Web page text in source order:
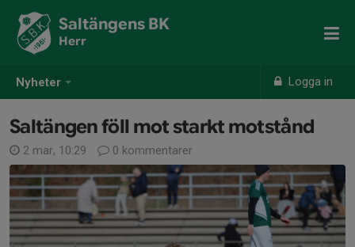
Nyheter Logga in
Saltängens BK
Herr
Saltängen föll mot starkt motstånd
2 mar, 10:29 0 kommentarer